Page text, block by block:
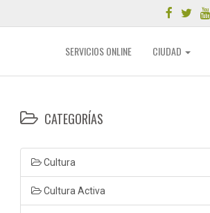
SERVICIOS ONLINE CIUDAD
CATEGORÍAS
Cultura
Cultura Activa